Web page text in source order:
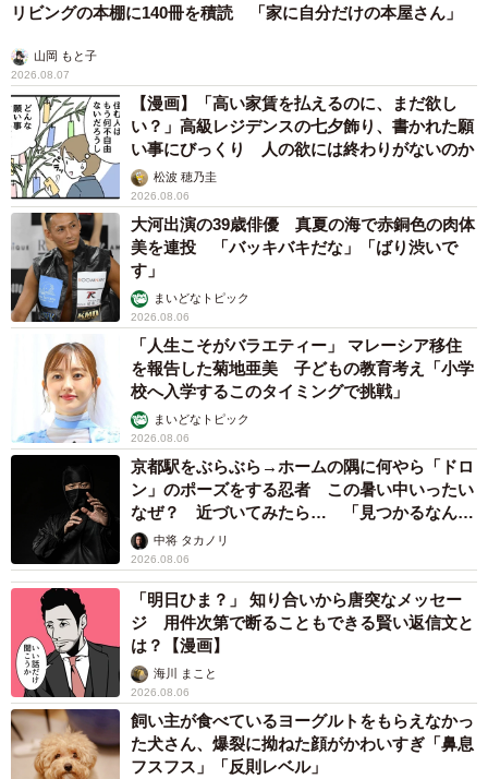
リビングの本棚に140冊を積読 「家に自分だけの本屋さん」
山岡 もと子
2026.08.07
【漫画】「高い家賃を払えるのに、まだ欲し
い？」高級レジデンスの七夕飾り、書かれた願
い事にびっくり 人の欲には終わりがないのか
松波 穂乃圭
2026.08.06
大河出演の39歳俳優 真夏の海で赤銅色の肉体
美を連投 「バッキバキだな」「ばり渋いで
す」
まいどなトピック
2026.08.06
「人生こそがバラエティー」 マレーシア移住
を報告した菊地亜美 子どもの教育考え「小学
校へ入学するこのタイミングで挑戦」
まいどなトピック
2026.08.06
京都駅をぶらぶら→ホームの隅に何やら「ドロ
ン」のポーズをする忍者 この暑い中いったい
なぜ？ 近づいてみたら… 「見つかるなんて
未熟」中将 タカノリ
2026.08.06
「明日ひま？」 知り合いから唐突なメッセー
ジ 用件次第で断ることもできる賢い返信文と
は？【漫画】
海川 まこと
2026.08.06
飼い主が食べているヨーグルトをもらえなかっ
た犬さん、爆裂に拗ねた顔がかわいすぎ「鼻息
フスフス」「反則レベル」